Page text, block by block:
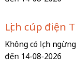
Lịch cúp điện
Không có lịch
đến 14-08-2026